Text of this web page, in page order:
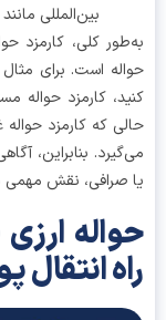
بین‌المللی مانند
بنابراین، آگاهی
نقش مهمی در
ارزی
انتقال پول